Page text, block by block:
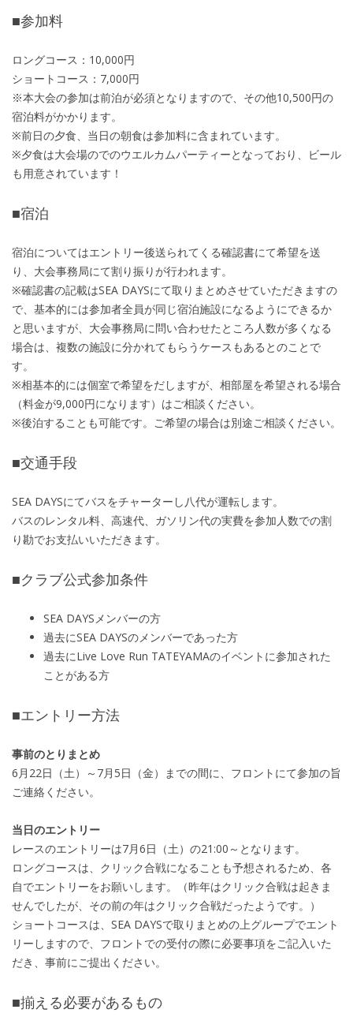
■参加料
ロングコース：10,000円
ショートコース：7,000円
※本大会の参加は前泊が必須となりますので、その他10,500円の
宿泊料がかかります。
※前日の夕食、当日の朝食は参加料に含まれています。
※夕食は大会場のでのウエルカムパーティーとなっており、ビール
も用意されています！
■宿泊
宿泊についてはエントリー後送られてくる確認書にて希望を送
り、大会事務局にて割り振りが行われます。
※確認書の記載はSEA DAYSにて取りまとめさせていただきますの
で、基本的には参加者全員が同じ宿泊施設になるようにできるか
と思いますが、大会事務局に問い合わせたところ人数が多くなる
場合は、複数の施設に分かれてもらうケースもあるとのことで
す。
※相基本的には個室で希望をだしますが、相部屋を希望される場合
（料金が9,000円になります）はご相談ください。
※後泊することも可能です。ご希望の場合は別途ご相談ください。
■交通手段
SEA DAYSにてバスをチャーターし八代が運転します。
バスのレンタル料、高速代、ガソリン代の実費を参加人数での割
り勘でお支払いいただきます。
■クラブ公式参加条件
SEA DAYSメンバーの方
過去にSEA DAYSのメンバーであった方
過去にLive Love Run TATEYAMAのイベントに参加された
ことがある方
■エントリー方法
事前のとりまとめ
6月22日（土）～7月5日（金）までの間に、フロントにて参加の旨
ご連絡ください。
当日のエントリー
レースのエントリーは7月6日（土）の21:00～となります。
ロングコースは、クリック合戦になることも予想されるため、各
自でエントリーをお願いします。（昨年はクリック合戦は起きま
せんでしたが、その前の年はクリック合戦だったようです。）
ショートコースは、SEA DAYSで取りまとめの上グループでエント
リーしますので、フロントでの受付の際に必要事項をご記入いた
だき、事前にご提出ください。
■揃える必要があるもの